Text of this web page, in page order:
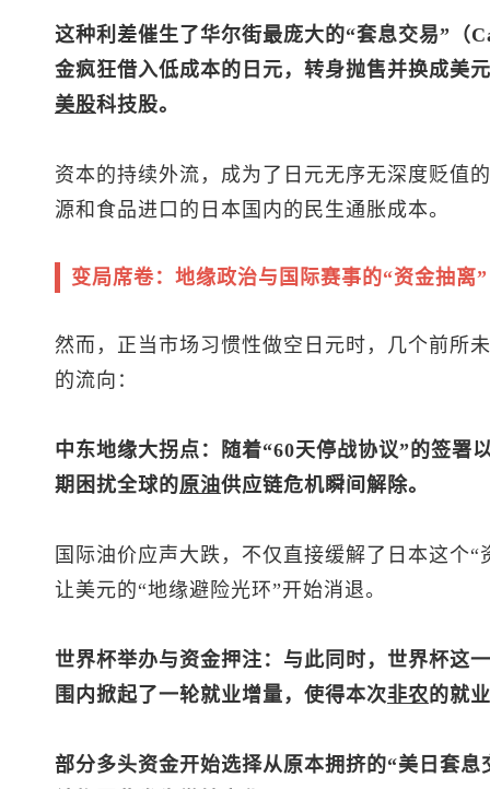
这种利差催生了华尔街最庞大的“套息交易”（
金疯狂借入低成本的日元，转身抛售并换成美
美股科技股。
资本的持续外流，成为了日元无序无深度贬值
源和食品进口的日本国内的民生通胀成本。
变局席卷：地缘政治与国际赛事的“资金抽离”
然而，正当市场习惯性做空日元时，几个前所
的流向：
中东地缘大拐点：随着“60天停战协议”的签署
期困扰全球的原油供应链危机瞬间解除。
国际油价应声大跌，不仅直接缓解了日本这个
让美元的“地缘避险光环”开始消退。
世界杯举办与资金押注：与此同时，世界杯这
围内掀起了一轮就业增量，使得本次非农的就
部分多头资金开始选择从原本拥挤的“美日套息